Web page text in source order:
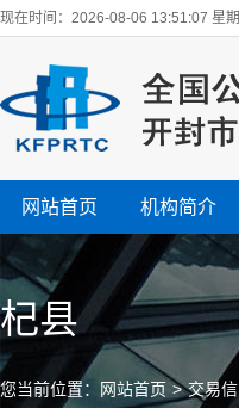
现在时间：2026-08-06 13:51:08 星
网站首页 机构简介
杞县
您当前位置： 网站首页 > 交易